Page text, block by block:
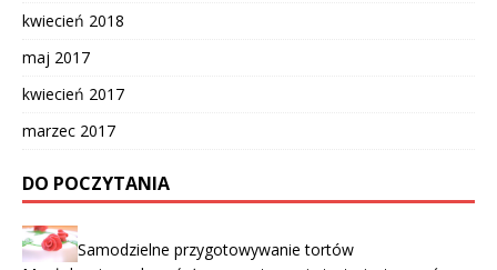
kwiecień 2018
maj 2017
kwiecień 2017
marzec 2017
DO POCZYTANIA
Samodzielne przygotowywanie tortów